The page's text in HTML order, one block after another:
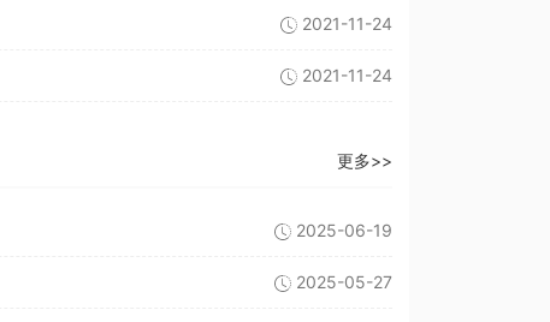
2021-11-24
2021-11-24
更多>>
2025-06-19
2025-05-27